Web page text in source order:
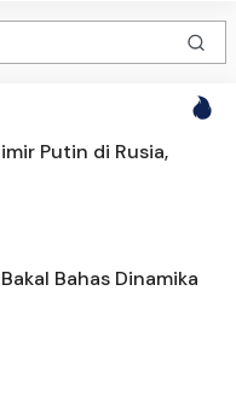
Putin di Rusia,
Bahas Dinamika